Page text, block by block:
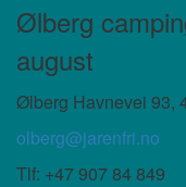
Ølberg
august
Ølberg Havnevei 93,
olberg@jarenfri.no
Tlf: +47 907 84 849